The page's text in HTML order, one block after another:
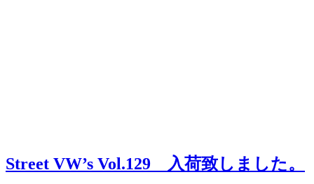
Street VW’s Vol.129 入荷致しました。